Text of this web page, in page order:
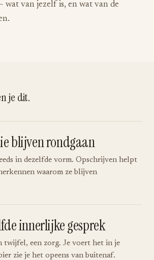
wat van jezelf is, en wat van de
je dit.
blijven rondgaan
in dezelfde vorm. Opschrijven helpt
waarom ze blijven
innerlijke gesprek
twijfel, een zorg. Je voert het in je
zie je het opeens van buitenaf.